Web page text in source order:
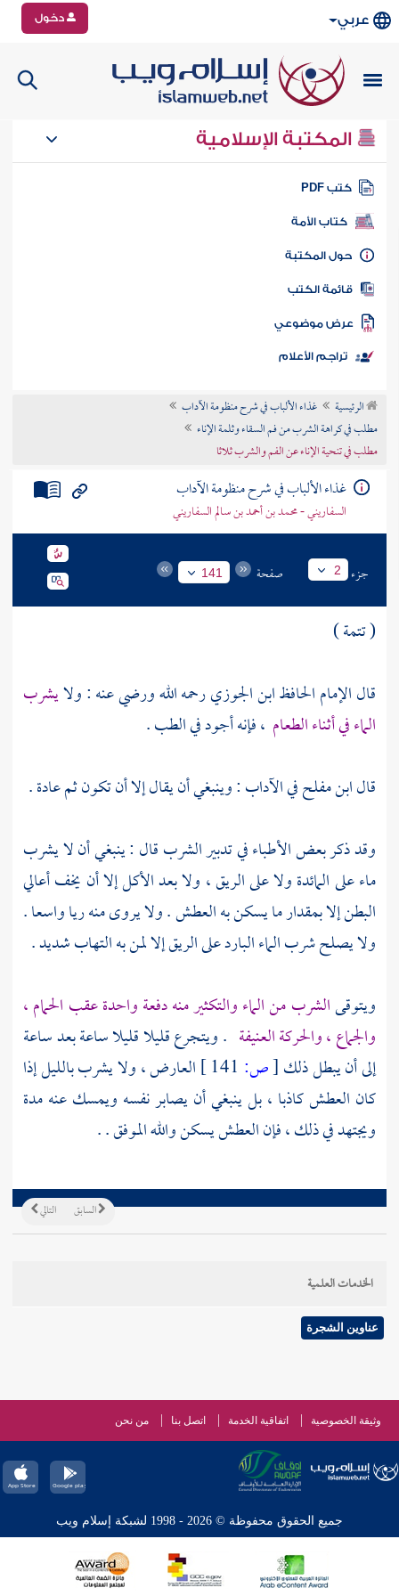
عربي دخول
المكتبة الإسلامية
كتب PDF
كتاب الأمة
المكتبة
الكتب
موضوعي
تراجم الأعلام
الرئيسية
غذاء الألباب في شرح منظومة الآداب
مطلب في كراهة الشرب من فم السقاء وثلمة الإناء
مطلب في تنحية الإناء عن الفم والشرب ثلاثا
غذاء الألباب في شرح منظومة الآداب
السفاريني - محمد بن أحمد بن سالم السفاريني
جزء 2 صفحة 141
( تتمة )
قال الإمام الحافظابن الجوزيرحمه الله ورضي عنه : ولايشرب
الماء في أثناء الطعام ، فإنه أجود في الطب .
قالابن مفلحفي الآداب : وينبغي أن يقال إلا أن تكون ثم عادة .
وقد ذكر بعض الأطباء في تدبير الشرب قال : ينبغي أن لا يشرب
ماء على المائدة ولا على الريق ، ولا بعد الأكل إلا أن يخف أعالي
البطن إلا بمقدار ما يسكن به العطش . ولا يروى منه ريا واسعا .
ولا يصلح شرب الماء البارد على الريق إلا لمن به التهاب شديد .
ويتوقىالشرب من الماء والتكثير منه دفعة واحدة عقب الحمام ،
والجماع ، والحركة العنيفة . ويتجرع قليلا قليلا ساعة بعد ساعة
إلى أن يبطل ذلك[ص:
العارض ، ولا يشرب بالليل إذا
كان العطش كاذبا ، بل ينبغي أن يصابر نفسه ويمسك عنه مدة
ويجتهد في ذلك ، فإن العطش يسكن والله الموفق . .
التالي السابق
الخدمات العلمية
عناوين الشجرة
وثيقة الخصوصية اتفاقية الخدمة اتصل بنا من نحن
جميع الحقوق محفوظة © 2026 - 1998 لشبكة إسلام ويب